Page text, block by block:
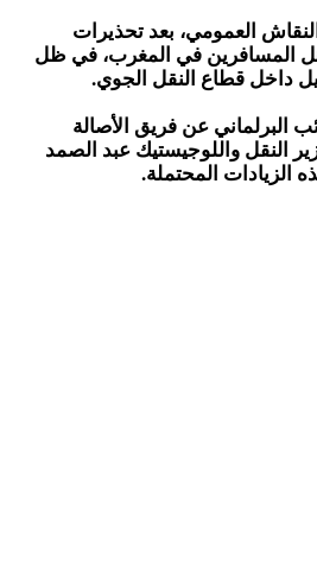
العمومي، بعد تحذيرات
المسافرين في المغرب، في ظل
داخل قطاع النقل الجوي.
البرلماني عن فريق الأصالة
النقل واللوجيستيك عبد الصمد
الزيادات المحتملة.